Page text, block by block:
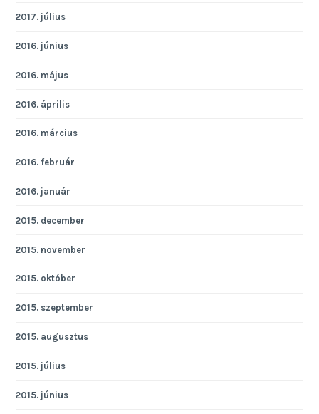
2017. július
2016. június
2016. május
2016. április
2016. március
2016. február
2016. január
2015. december
2015. november
2015. október
2015. szeptember
2015. augusztus
2015. július
2015. június